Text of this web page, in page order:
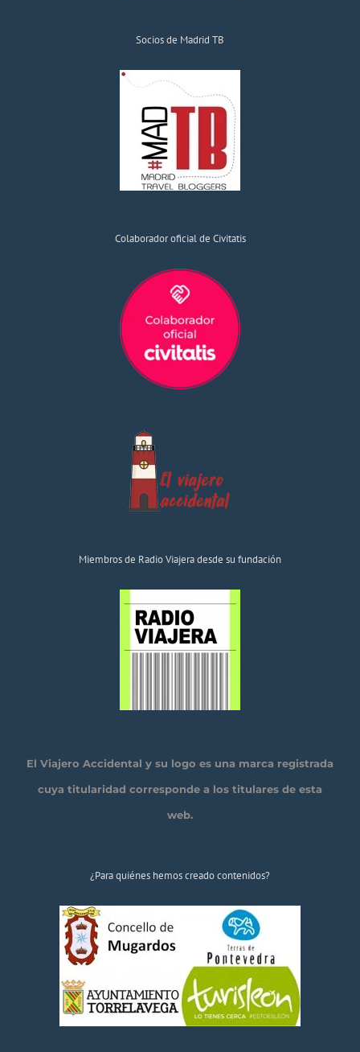
Socios de Madrid TB
Colaborador oficial de Civitatis
Miembros de Radio Viajera desde su fundación
El Viajero Accidental y su logo es una marca registrada
cuya titularidad corresponde a los titulares de esta
web.
¿Para quiénes hemos creado contenidos?